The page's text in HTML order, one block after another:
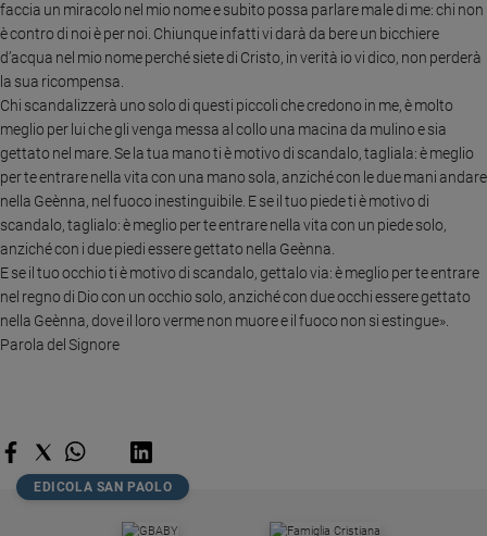
Coppia
e
giovani
Bioetica
Vai
Riflessioni
Podcast
faccia un miracolo nel mio nome e subito possa parlare male di me: chi non
è contro di noi è per noi. Chiunque infatti vi darà da bere un bicchiere
d’acqua nel mio nome perché siete di Cristo, in verità io vi dico, non perderà
la sua ricompensa.
Chi scandalizzerà uno solo di questi piccoli che credono in me, è molto
meglio per lui che gli venga messa al collo una macina da mulino e sia
gettato nel mare. Se la tua mano ti è motivo di scandalo, tagliala: è meglio
per te entrare nella vita con una mano sola, anziché con le due mani andare
nella Geènna, nel fuoco inestinguibile. E se il tuo piede ti è motivo di
scandalo, taglialo: è meglio per te entrare nella vita con un piede solo,
anziché con i due piedi essere gettato nella Geènna.
E se il tuo occhio ti è motivo di scandalo, gettalo via: è meglio per te entrare
nel regno di Dio con un occhio solo, anziché con due occhi essere gettato
nella Geènna, dove il loro verme non muore e il fuoco non si estingue».
Parola del Signore
EDICOLA SAN PAOLO